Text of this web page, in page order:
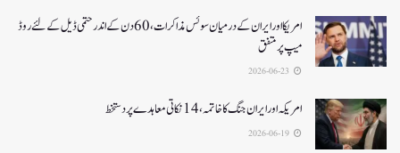
امریکا اور ایران کے درمیان سوئس مذاکرات ، 60دن کے اندر حتمی ڈیل کےلئے روڈ
میپ پر متفق
امریکہ اور ایران جنگ کا خاتمہ، 14نکاتی معاہدے پر دستخط